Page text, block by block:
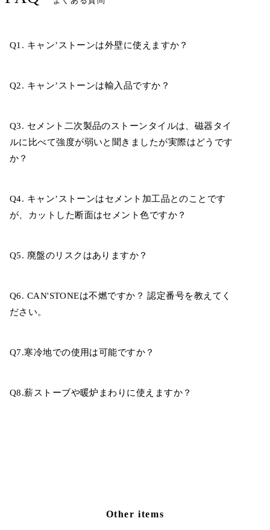
Q1. キャン’ストーンは外壁に使えますか？
Q2. キャン’ストーンは輸入品ですか？
Q3. セメント二次製品のストーンタイルは、磁器タイ
ルに比べて強度が弱いと聞きましたが実際はどうです
か？
Q4. キャン’ストーンはセメント加工品とのことです
が、カットした断面はセメント色ですか？
Q5. 廃盤のリスクはありますか？
Q6. CAN'STONEは不燃ですか？ 認定番号を教えてく
ださい。
Q7.寒冷地での使用は可能ですか？
Q8.薪ストーブや暖炉まわりに使えますか？
Other items